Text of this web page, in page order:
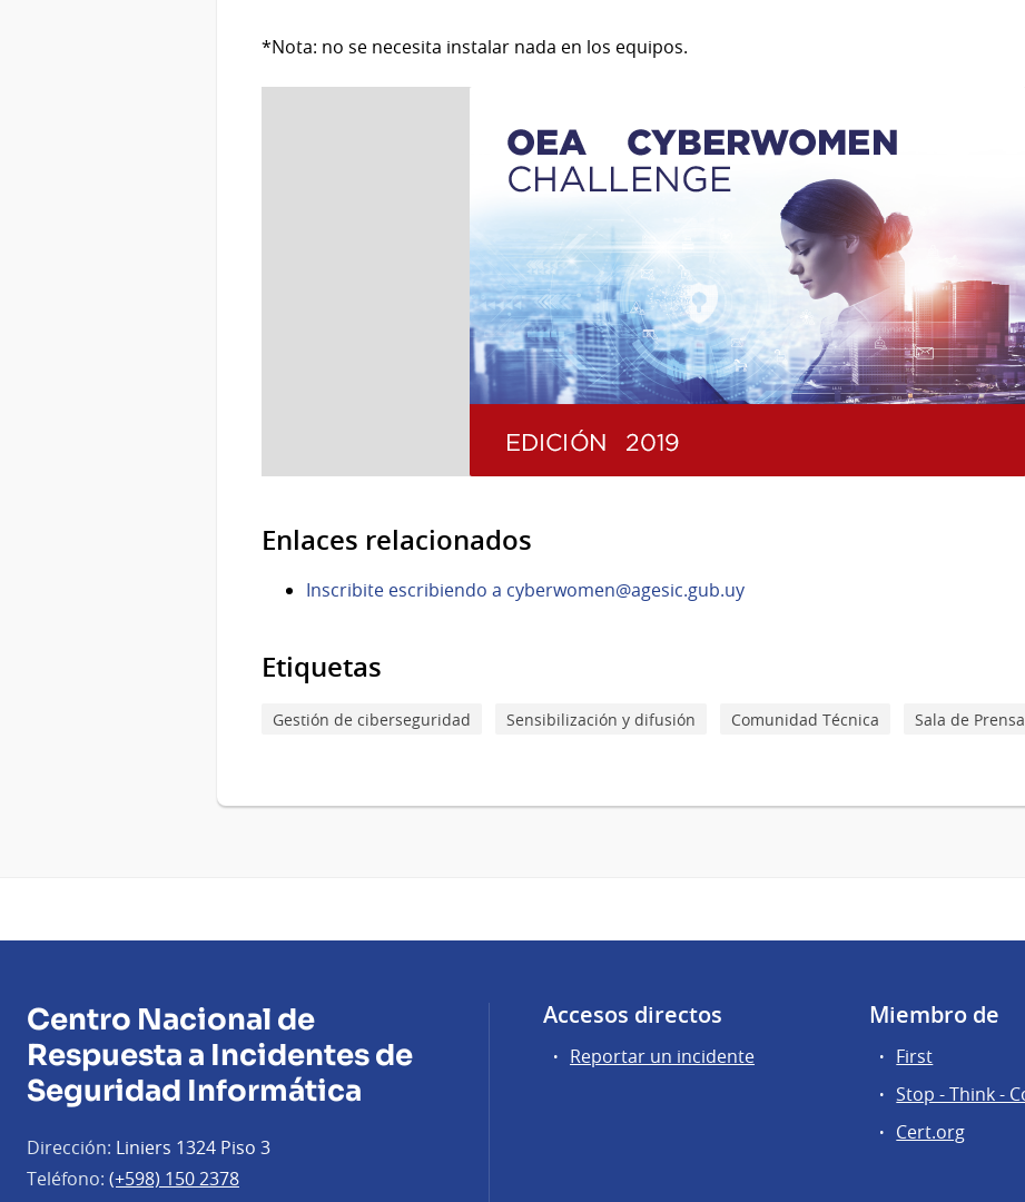
*Nota: no se necesita instalar nada en los equipos.
Enlaces relacionados
Inscribite escribiendo a cyberwomen@agesic.gub.uy
Etiquetas
Gestión de ciberseguridad Sensibilización y difusión Comunidad Técnica Sala de Prensa
Centro Nacional de
Respuesta a Incidentes de
Seguridad Informática
Dirección: Liniers 1324 Piso 3
Teléfono: (+598) 150 2378
Accesos directos
Reportar un incidente
Miembro de
First
Stop - Think -
Cert.org